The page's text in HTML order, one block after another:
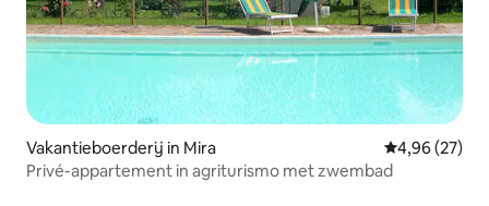
Vakantieboerderij in Mira Gemiddelde
4,96 (27)
Privé-appartement in agriturismo met zwembad